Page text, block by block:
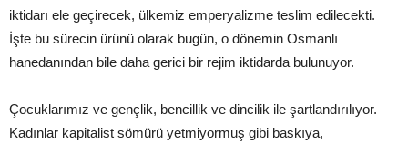
iktidarı ele geçirecek, ülkemiz emperyalizme teslim edilecekti.
İşte bu sürecin ürünü olarak bugün, o dönemin Osmanlı
hanedanından bile daha gerici bir rejim iktidarda bulunuyor.
Çocuklarımız ve gençlik, bencillik ve dincilik ile şartlandırılıyor.
Kadınlar kapitalist sömürü yetmiyormuş gibi baskıya,